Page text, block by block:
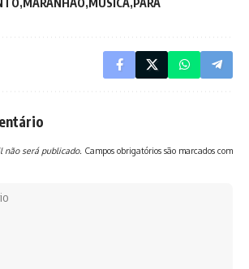
MARANHÃO MÚSICA PARÁ
não será publicado. Campos obrigatórios são marcados com